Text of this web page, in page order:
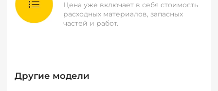
Цена уже включает в себя стоимость
расходных материалов, запасных
частей и работ.
Другие модели